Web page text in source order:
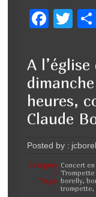
F
c
e
b
o
k
T
tt
er
A
heures,
Claude
Posted by :
Category
:
Concert
Trompette
Tags: borelly,
trompette,